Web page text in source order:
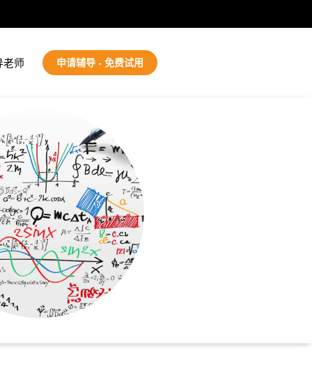
老师 申请辅导 - 免费试用